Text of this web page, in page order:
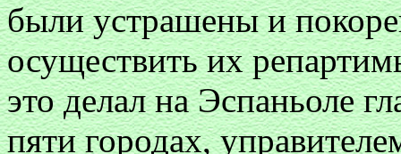
были устрашены и
осуществить их
это делал на Эспаньоле
пяти городах,